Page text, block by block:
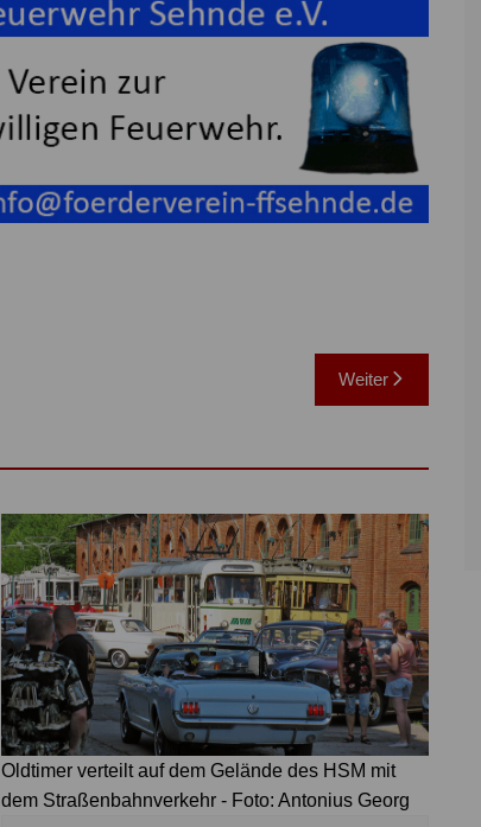
Weiter
Oldtimer verteilt auf dem Gelände des HSM mit
dem Straßenbahnverkehr - Foto: Antonius Georg